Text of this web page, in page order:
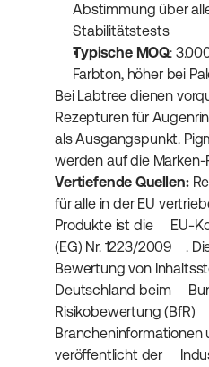
Abstimmung über
Stabilitätstests
Typische MOQ:
Farbton, höher bei
Bei Labtree dienen
Rezepturen für
als Ausgangspunkt.
werden auf die
Vertiefende Quellen:
für alle in der EU
Produkte ist die
EU-
(EG) Nr. 1223/2009
.
Bewertung von
Deutschland beim
Risikobewertung (BfR)
veröffentlicht der